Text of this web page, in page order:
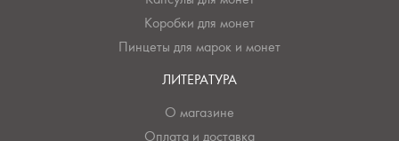
Коробки для монет
Пинцеты для марок и монет
ЛИТЕРАТУРА
О магазине
Оплата и доставка